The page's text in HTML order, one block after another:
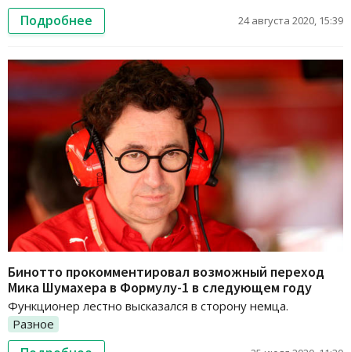
Подробнее 24 августа 2020, 15:39
Бинотто прокомментировал возможный переход
Мика Шумахера в Формулу-1 в следующем году
Функционер лестно высказался в сторону немца.
Разное